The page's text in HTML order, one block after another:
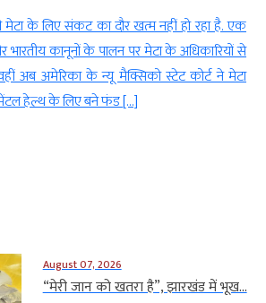
नासा (NASA) के अंतरिक्ष यात्री अनिल मेनन
पहले स्पेसवॉक में अंतरराष्ट्रीय अंतरिक्ष स्टेशन
काम पूरा किया। उन्होंने अंतरिक्ष यात्री जेसिका
के 3B पावर चैनल पर मॉडिफिकेशन किट स्थापित
August 07, 2026
“मेरी जान को खतरा है”, झारखंड में भूख...